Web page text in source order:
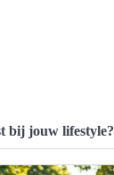
bij jouw lifestyle?